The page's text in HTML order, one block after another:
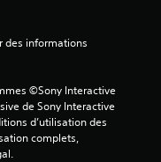
©Sony Interactive
de Sony Interactive
d’utilisation des
complets,